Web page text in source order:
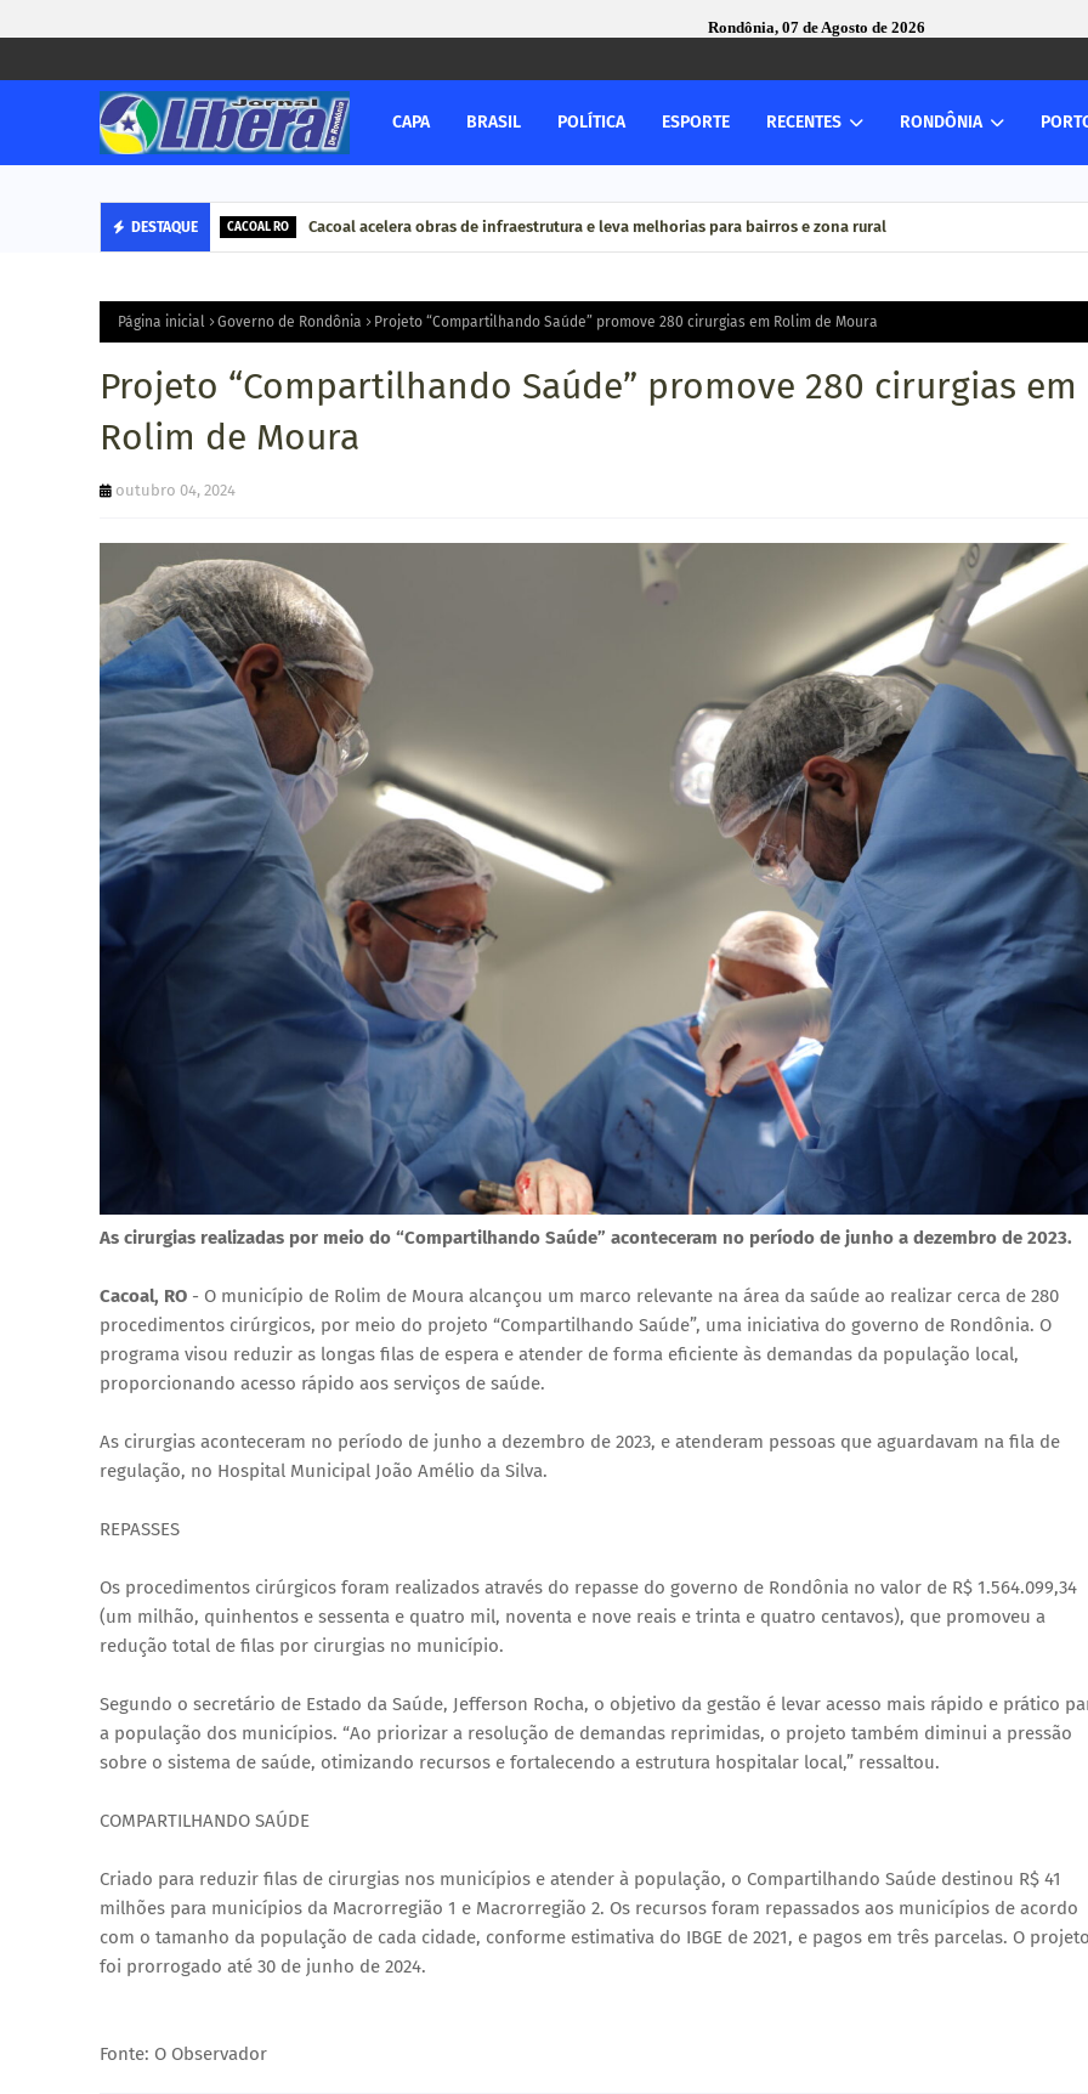
Rondônia, 07 de Agosto de 2026
CAPA BRASIL POLÍTICA ESPORTE RECENTES RONDÔNIA
DESTAQUE CACOAL RO Cacoal acelera obras de infraestrutura e leva melhorias para bairros e zona rural
Página inicial Governo de Rondônia Projeto “Compartilhando Saúde” promove 280 cirurgias em Rolim de Moura
Projeto “Compartilhando Saúde” promove 280 cirurgias em
Rolim de Moura
outubro 04, 2024
As cirurgias realizadas por meio do “Compartilhando Saúde” aconteceram no período de junho a dezembro de 2023.
Cacoal, RO - O município de Rolim de Moura alcançou um marco relevante na área da saúde ao realizar cerca de 280
procedimentos cirúrgicos, por meio do projeto “Compartilhando Saúde”, uma iniciativa do governo de Rondônia. O
programa visou reduzir as longas filas de espera e atender de forma eficiente às demandas da população local,
proporcionando acesso rápido aos serviços de saúde.
As cirurgias aconteceram no período de junho a dezembro de 2023, e atenderam pessoas que aguardavam na fila de
regulação, no Hospital Municipal João Amélio da Silva.
REPASSES
Os procedimentos cirúrgicos foram realizados através do repasse do governo de Rondônia no valor de R$ 1.564.099,34
(um milhão, quinhentos e sessenta e quatro mil, noventa e nove reais e trinta e quatro centavos), que promoveu a
redução total de filas por cirurgias no município.
Segundo o secretário de Estado da Saúde, Jefferson Rocha, o objetivo da gestão é levar acesso mais rápido e prático
a população dos municípios. “Ao priorizar a resolução de demandas reprimidas, o projeto também diminui a pressão
sobre o sistema de saúde, otimizando recursos e fortalecendo a estrutura hospitalar local,” ressaltou.
COMPARTILHANDO SAÚDE
Criado para reduzir filas de cirurgias nos municípios e atender à população, o Compartilhando Saúde destinou R$ 41
milhões para municípios da Macrorregião 1 e Macrorregião 2. Os recursos foram repassados aos municípios de acordo
com o tamanho da população de cada cidade, conforme estimativa do IBGE de 2021, e pagos em três parcelas. O
foi prorrogado até 30 de junho de 2024.
Fonte: O Observador